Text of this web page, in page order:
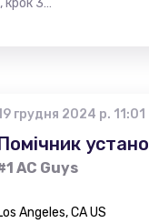
крок 3…
грудня 2024 р. 11:01
AC Guys
Angeles, CA US